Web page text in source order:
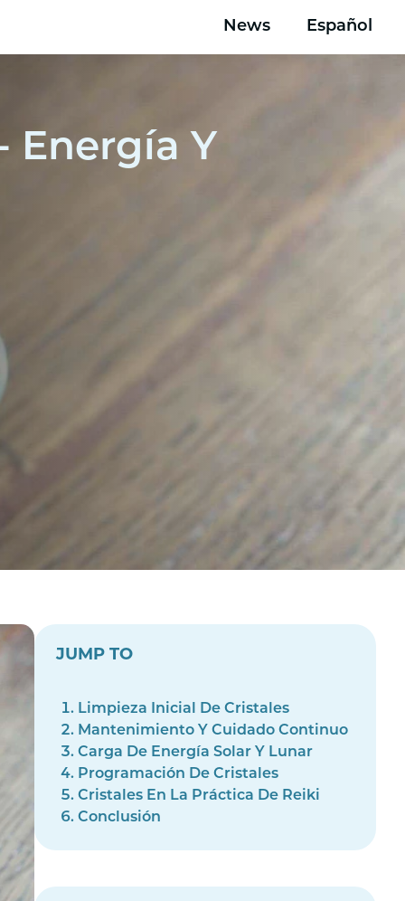
News Español
Energía Y
JUMP TO
Limpieza Inicial De Cristales
Mantenimiento Y Cuidado Continuo
Carga De Energía Solar Y Lunar
Programación De Cristales
Cristales En La Práctica De Reiki
Conclusión